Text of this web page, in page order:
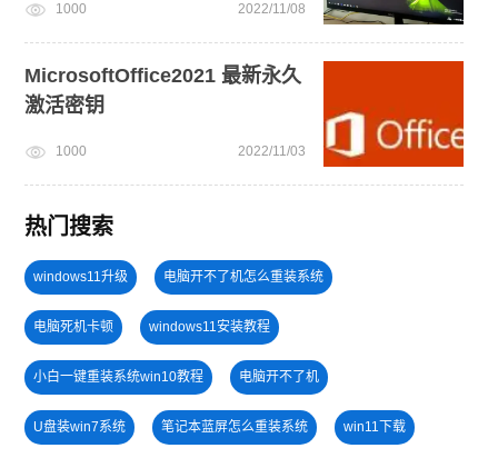
1000 2022/11/08
MicrosoftOffice2021 最新永久
激活密钥
1000 2022/11/03
热门搜索
windows11升级 电脑开不了机怎么重装系统
电脑死机卡顿 windows11安装教程
小白一键重装系统win10教程 电脑开不了机
U盘装win7系统 笔记本蓝屏怎么重装系统 win11下载